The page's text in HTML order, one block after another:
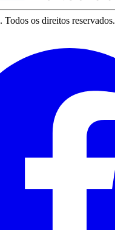
. Todos os direitos reservados.